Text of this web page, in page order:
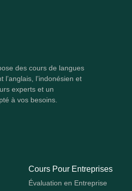
des cours de langues
l’indonésien et
experts et un
à vos besoins.
Cours Pour Entreprises
Évaluation en Entreprise